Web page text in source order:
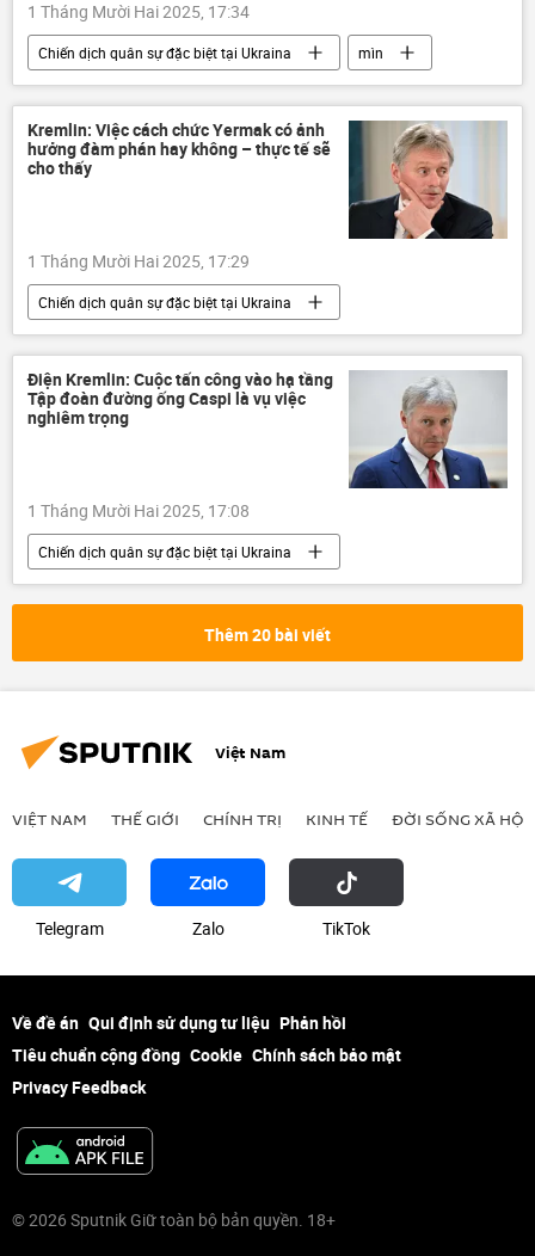
1 Tháng Mười Hai 2025, 17:34
Chiến dịch quân sự đặc biệt tại Ukraina
mìn
Cuộc khủng hoảng ở Ukraina
Ukraina
Thế giới
Quân sự
Liên Hợp Quốc
Chính trị
Kremlin: Việc cách chức Yermak có ảnh
hưởng đàm phán hay không – thực tế sẽ
cho thấy
1 Tháng Mười Hai 2025, 17:29
Chiến dịch quân sự đặc biệt tại Ukraina
Cuộc khủng hoảng ở Ukraina
Ukraina
Nga
Dmitry Peskov
Thế giới
Chính trị
Điện Kremlin
Điện Kremlin: Cuộc tấn công vào hạ tầng
Tập đoàn đường ống Caspi là vụ việc
nghiêm trọng
1 Tháng Mười Hai 2025, 17:08
Chiến dịch quân sự đặc biệt tại Ukraina
Cuộc khủng hoảng ở Ukraina
Ukraina
Kazakhstan
Dmitry Peskov
Điện Kremlin
UAV
Thêm 20 bài viết
Việt Nam
VIỆT NAM THẾ GIỚI CHÍNH TRỊ KINH TẾ ĐỜI SỐNG XÃ HỘI
Telegram Zalo ТikТоk
Về đề án Qui định sử dụng tư liệu Phản hồi
Tiêu chuẩn cộng đồng Cookie Chính sách bảo mật
Privacy Feedback
© 2026 Sputnik Giữ toàn bộ bản quyền. 18+